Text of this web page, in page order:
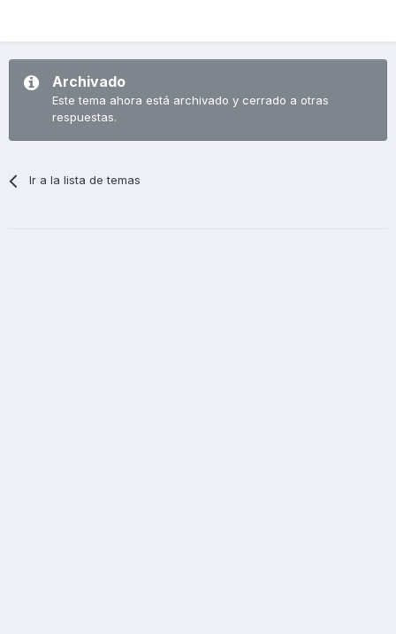
Archivado
Este tema ahora está archivado y cerrado a otras
respuestas.
Ir a la lista de temas